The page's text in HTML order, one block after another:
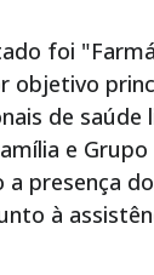
foi
objetivo
de
e
a presença
à